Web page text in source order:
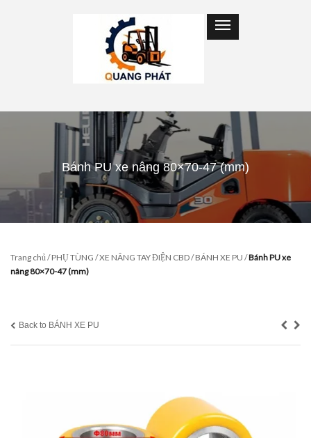
Bánh PU xe nâng 80×70-47 (mm)
Trang chủ/PHỤ TÙNG /XE NÂNG TAY ĐIỆN CBD/BÁNH XE PU /Bánh PU xe
nâng 80×70-47 (mm)
Back to BÁNH XE PU